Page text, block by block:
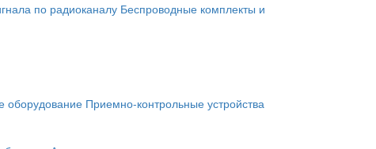
по радиоканалу Беспроводные комплекты и
оборудование Приемно-контрольные устройства